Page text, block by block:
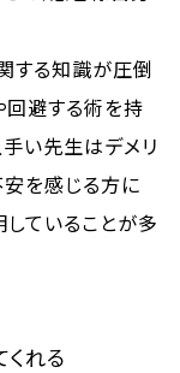
する知識が圧倒
回避する術を持
手い先生はデメリ
安を感じる方に
ていることが多
れる